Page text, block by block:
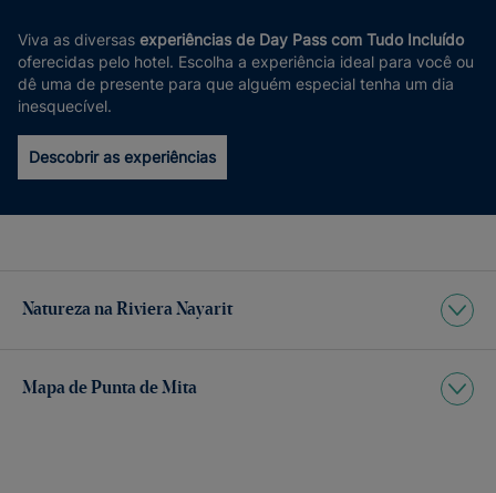
Viva as diversas experiências de Day Pass com Tudo Incluído
oferecidas pelo hotel. Escolha a experiência ideal para você ou
dê uma de presente para que alguém especial tenha um dia
inesquecível.
Descobrir as experiências
Natureza na Riviera Nayarit
Mapa de Punta de Mita